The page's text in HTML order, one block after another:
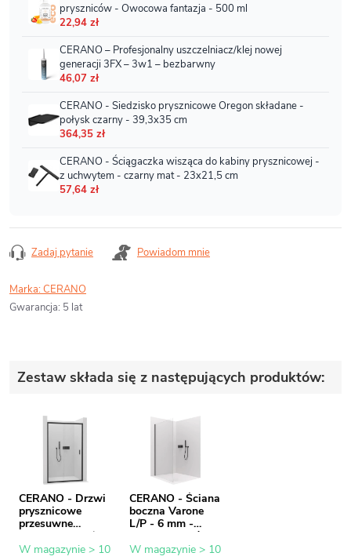
Zadaj pytanie Powiadom mnie
Marka:CERANO
Gwarancja: 5 lat
Zestaw składa się z następujących produktów:
CERANO - Drzwi
prysznicowe
przesuwne
Varone LINE L/R -
6 mm - matowa
W magazynie > 10
CERANO - Ściana
boczna Varone
L/P - 6 mm -
matowa czerń,
szkło
W magazynie > 10